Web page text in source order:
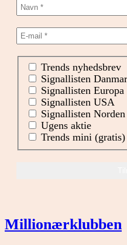
Trends nyhedsbrev
Signallisten
Signallisten Europa
Signallisten USA
Signallisten Norden
Ugens aktie
Trends mini (gratis)
Millionærklubben